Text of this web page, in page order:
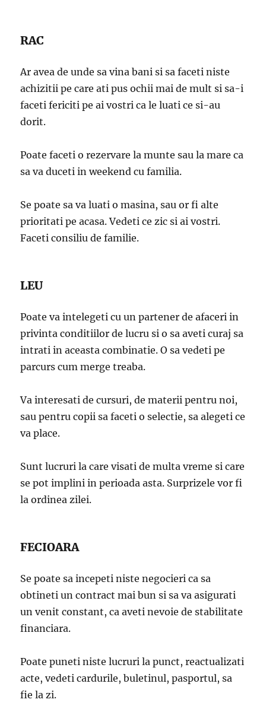
RAC
Ar avea de unde sa vina bani si sa faceti niste
achizitii pe care ati pus ochii mai de mult si sa-i
faceti fericiti pe ai vostri ca le luati ce si-au
dorit.
Poate faceti o rezervare la munte sau la mare ca
sa va duceti in weekend cu familia.
Se poate sa va luati o masina, sau or fi alte
prioritati pe acasa. Vedeti ce zic si ai vostri.
Faceti consiliu de familie.
LEU
Poate va intelegeti cu un partener de afaceri in
privinta conditiilor de lucru si o sa aveti curaj sa
intrati in aceasta combinatie. O sa vedeti pe
parcurs cum merge treaba.
Va interesati de cursuri, de materii pentru noi,
sau pentru copii sa faceti o selectie, sa alegeti ce
va place.
Sunt lucruri la care visati de multa vreme si care
se pot implini in perioada asta. Surprizele vor fi
la ordinea zilei.
FECIOARA
Se poate sa incepeti niste negocieri ca sa
obtineti un contract mai bun si sa va asigurati
un venit constant, ca aveti nevoie de stabilitate
financiara.
Poate puneti niste lucruri la punct, reactualizati
acte, vedeti cardurile, buletinul, pasportul, sa
fie la zi.